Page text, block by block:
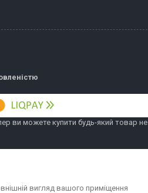
ви можете купити будь-який товар не
вигляд вашого приміщення